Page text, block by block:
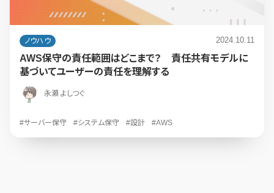
ノウハウ 2024.10.11
AWS保守の責任範囲はどこまで？ 責任共有モデルに
基づいてユーザーの責任を理解する
永瀬 よしつぐ
#サーバー保守 #システム保守 #設計 #AWS